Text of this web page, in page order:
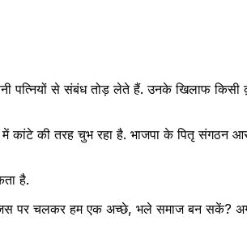
पत्नियों से संबंध तोड़ लेते हैं. उनके खिलाफ
कांटे की तरह चुभ रहा है. भाजपा के पितृ
है.
जिस पर चलकर हम एक अच्छे, भले समाज बन